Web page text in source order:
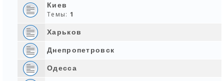
Киев
Темы: 1
Харьков
Днепропетровск
Одесса